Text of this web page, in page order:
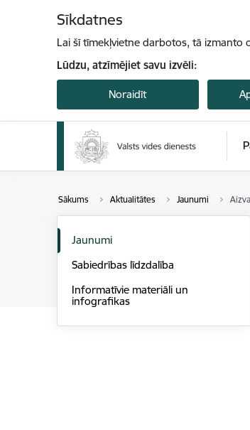
Sīkdatnes
Lai šī tīmekļvietne darbotos, tā izmanto
Lūdzu, atzīmējiet savu izvēli:
Noraidīt
Sākums Aktualitātes Jaunumi
Jaunumi
Sabiedrības līdzdalība
Informatīvie materiāli un
infografikas